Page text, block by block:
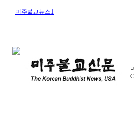
미주불교뉴스1